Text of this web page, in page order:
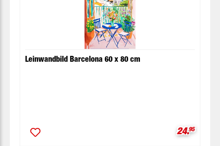
Leinwandbild Barcelona 60 x 80 cm
24.95